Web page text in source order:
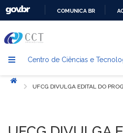
COMUNICA BR
Centro de Ciências e
Início
UFCG DIVULGA EDITAL DO